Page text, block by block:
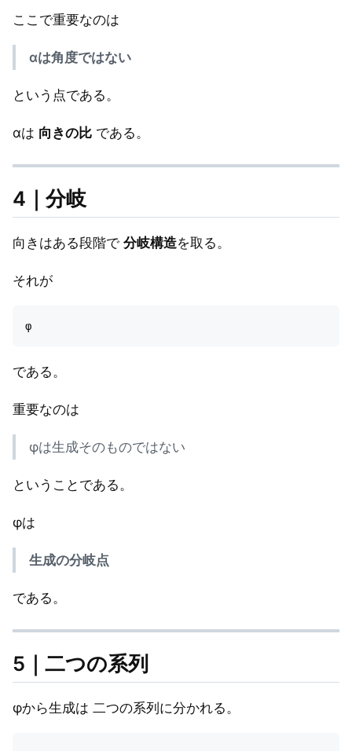
ここで重要なのは
αは角度ではない
という点である。
αは 向きの比 である。
4｜分岐
向きはある段階で 分岐構造を取る。
それが
である。
重要なのは
φは生成そのものではない
ということである。
φは
生成の分岐点
である。
5｜二つの系列
φから生成は 二つの系列に分かれる。